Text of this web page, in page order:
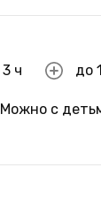
3 ч до
Можно с